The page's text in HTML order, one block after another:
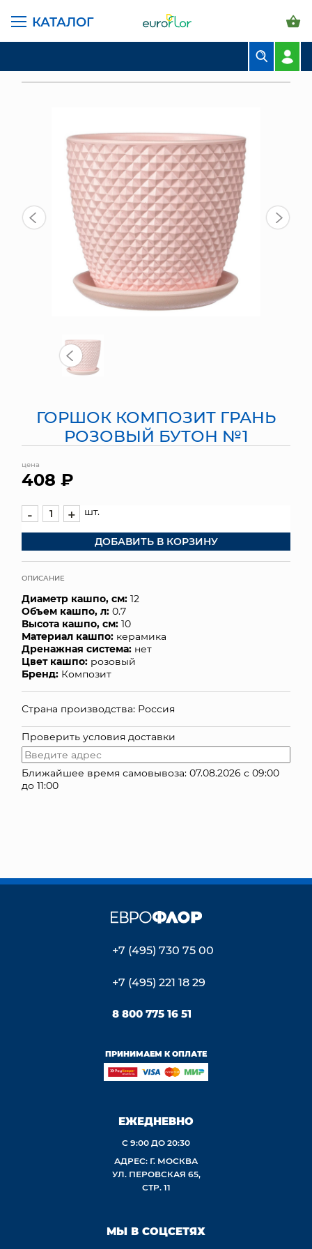
КАТАЛОГ
СВАДЕБНАЯ ФЛОРИСТИКА
КОМНАТНЫЕ РАСТЕНИЯ
ГОРШКИ И КАШПО
ГРУНТЫ И УДОБРЕНИЯ
ПРЕДМЕТЫ ИНТЕРЬЕРА
ВАЗЫ
СУНДУКИ
ТОРГОВЫЙ ЦЕНТР
ДОСТАВКА И ОПЛАТА
ГЛАВНАЯ СТРАНИЦА КАТАЛОГ
ГОРШКИ И КАШПО
ГОРШОК КОМПОЗИТ ГРАНЬ
РОЗОВЫЙ БУТОН №1
цена
408 ₽
- + шт.
ДОБАВИТЬ В КОРЗИНУ
ОПИСАНИЕ
Диаметр кашпо, см: 12
Объем кашпо, л: 0.7
Высота кашпо, см: 10
Материал кашпо: керамика
Дренажная система: нет
Цвет кашпо: розовый
Бренд: Композит
Страна производства: Россия
Проверить условия доставки
Ближайшее время самовывоза: 07.08.2026 с 09:00
до 11:00
+7 (495) 730 75 00
+7 (495) 221 18 29
8 800 775 16 51
ПРИНИМАЕМ К ОПЛАТЕ
ЕЖЕДНЕВНО
С 9:00 ДО 20:30
АДРЕС: Г. МОСКВА
УЛ. ПЕРОВСКАЯ 65,
СТР. 11
МЫ В СОЦСЕТЯХ